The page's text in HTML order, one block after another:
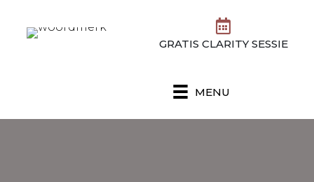
GRATIS CLARITY SESSIE
MENU